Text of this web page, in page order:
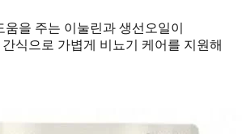
움을 주는 이눌린과 생선오일이
식으로 가볍게 비뇨기 케어를 지원해